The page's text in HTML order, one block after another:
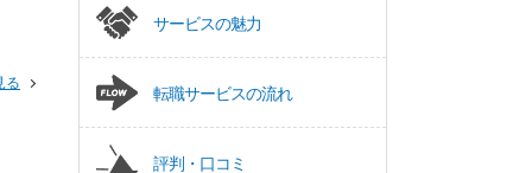
る
サービスの魅力
転職サービスの流れ
評判・口コミ